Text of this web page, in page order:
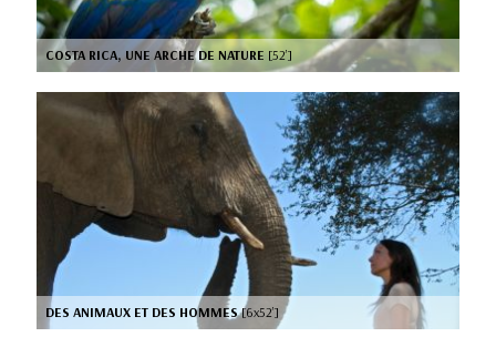
COSTA RICA, UNE ARCHE DE NATURE [52’]
DES ANIMAUX ET DES HOMMES[6x52’]